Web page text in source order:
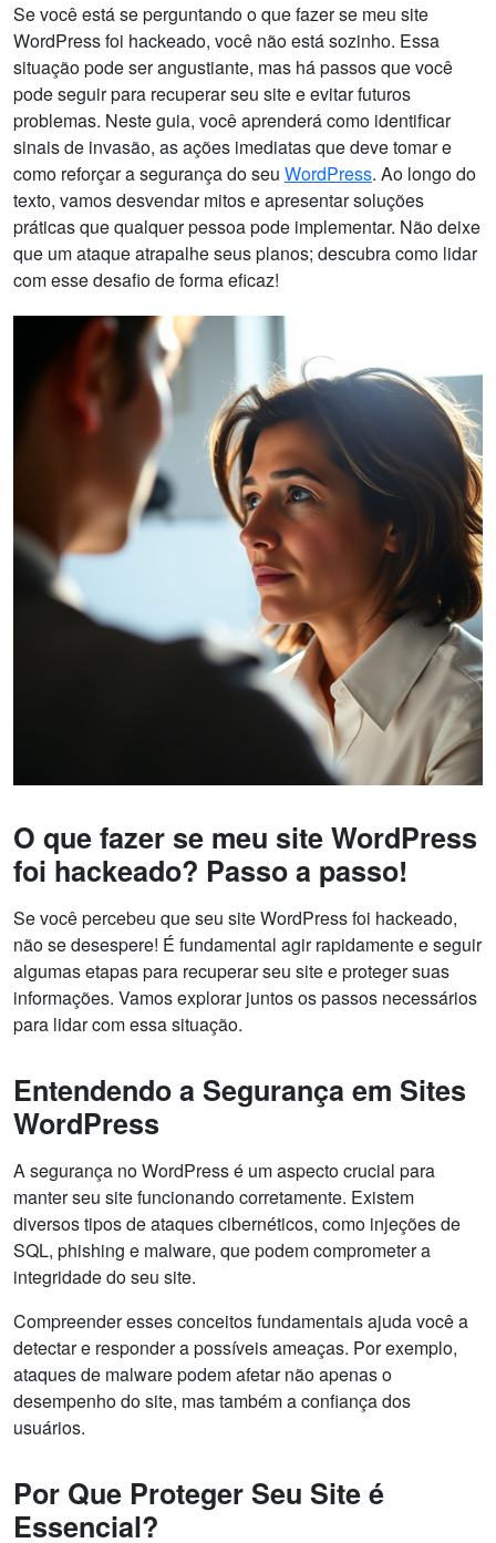
Se você está se perguntando o que fazer se meu site
WordPress foi hackeado, você não está sozinho. Essa
situação pode ser angustiante, mas há passos que você
pode seguir para recuperar seu site e evitar futuros
problemas. Neste guia, você aprenderá como identificar
sinais de invasão, as ações imediatas que deve tomar e
como reforçar a segurança do seu WordPress. Ao longo do
texto, vamos desvendar mitos e apresentar soluções
práticas que qualquer pessoa pode implementar. Não deixe
que um ataque atrapalhe seus planos; descubra como lidar
com esse desafio de forma eficaz!
O que fazer se meu site WordPress
foi hackeado? Passo a passo!
Se você percebeu que seu site WordPress foi hackeado,
não se desespere! É fundamental agir rapidamente e seguir
algumas etapas para recuperar seu site e proteger suas
informações. Vamos explorar juntos os passos necessários
para lidar com essa situação.
Entendendo a Segurança em Sites
WordPress
A segurança no WordPress é um aspecto crucial para
manter seu site funcionando corretamente. Existem
diversos tipos de ataques cibernéticos, como injeções de
SQL, phishing e malware, que podem comprometer a
integridade do seu site.
Compreender esses conceitos fundamentais ajuda você a
detectar e responder a possíveis ameaças. Por exemplo,
ataques de malware podem afetar não apenas o
desempenho do site, mas também a confiança dos
usuários.
Por Que Proteger Seu Site é
Essencial?